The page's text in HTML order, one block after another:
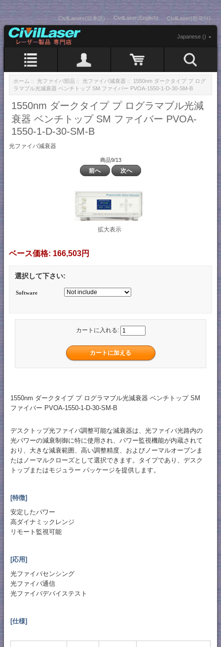
CivilLasers(日本語) CivilLaser(English) CivilLaser(한국어)
Japanese ()
ホーム :: 光ファイバ部品 :: 光ファイバ減衰器 :: 1550nm ダークタイプ プ ログ
ラマブル光減衰器 ベンチトップ SM ファイバー PVOA-1550-1-D-30-SM-B
1550nm ダークタイプ プ ログラマブル光減
衰器 ベンチトップ SM ファイバー PVOA-
1550-1-D-30-SM-B
光ファイバ減衰器
商品9/13
前へ 次へ
拡大表示
ベース価格: 166,503円
選択して下さい:
Software
カートに入れる:
1550nm ダークタイプ プ ログラマブル光減衰器 ベンチトップ SM
ファイバー PVOA-1550-1-D-30-SM-B
デスクトップ光ファイバ調整可能な減衰器は、光ファイバ光路内の
光パワーの減衰制御に特に使用され、パワー監視機能が内蔵されて
おり、大きな減衰範囲、高い調整精度、およびノー​​マルオープンま
たはノーマルクローズとして選択できます。タイプであり、デスク
トップまたはモジュラー パッケージを提供します。
[特徴]
安定したパワー
高ダイナミックレンジ
リモート監視可能
[応用]
光ファイバセンシング
光ファイバ通信
光ファイバデバイステスト
[仕様]